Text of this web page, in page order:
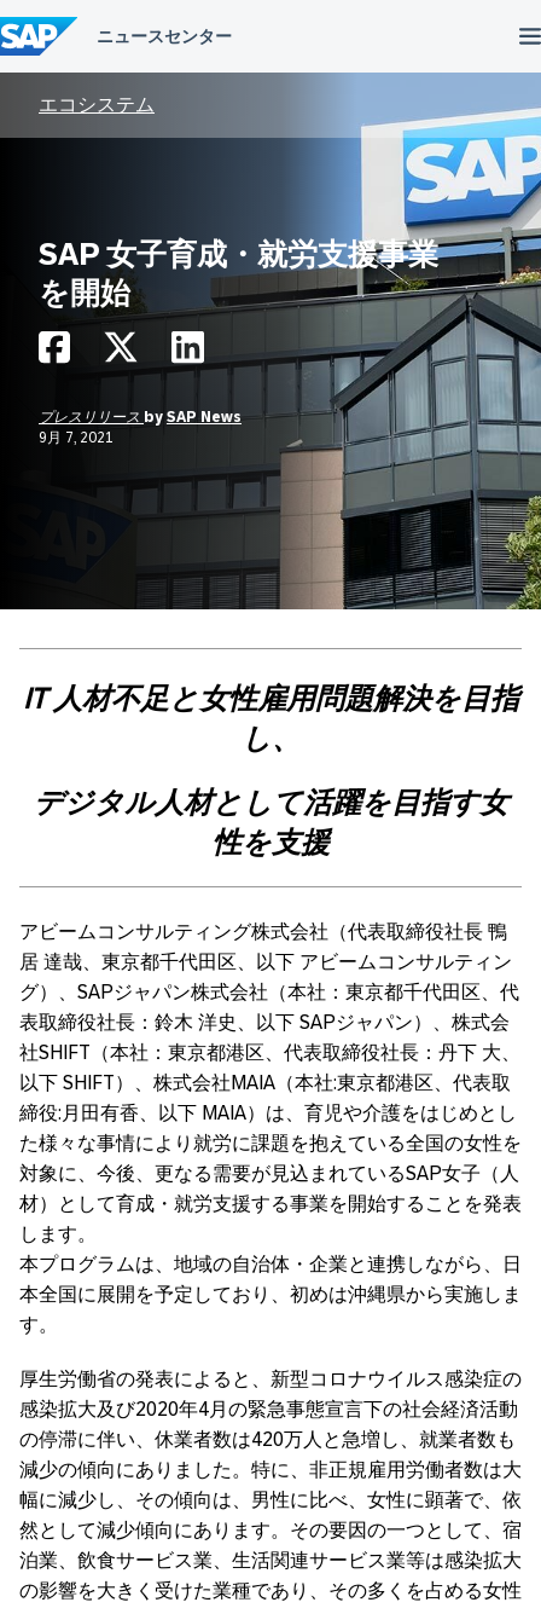
ン
テ
ン
エコシステム
SAP 女子育成・就労支援事業
を開始
プレスリリース by SAP News
9月 7, 2021
IT人材不足と女性雇用問題解決を目指
し、
デジタル人材として活躍を目指す女
性を支援
アビームコンサルティング株式会社（代表取締役社長 鴨
居 達哉、東京都千代田区、以下 アビームコンサルティン
グ）、SAPジャパン株式会社（本社：東京都千代田区、代
表取締役社長：鈴木 洋史、以下 SAPジャパン）、株式会
社SHIFT（本社：東京都港区、代表取締役社長：丹下 大、
以下 SHIFT）、株式会社MAIA（本社:東京都港区、代表取
締役:月田有香、以下 MAIA）は、育児や介護をはじめとし
た様々な事情により就労に課題を抱えている全国の女性を
対象に、今後、更なる需要が見込まれているSAP女子（人
材）として育成・就労支援する事業を開始することを発表
します。
本プログラムは、地域の自治体・企業と連携しながら、日
本全国に展開を予定しており、初めは沖縄県から実施しま
す。
厚生労働省の発表によると、新型コロナウイルス感染症の
感染拡大及び2020年4月の緊急事態宣言下の社会経済活動
の停滞に伴い、休業者数は420万人と急増し、就業者数も
減少の傾向にありました。特に、非正規雇用労働者数は大
幅に減少し、その傾向は、男性に比べ、女性に顕著で、依
然として減少傾向にあります。その要因の一つとして、宿
泊業、飲食サービス業、生活関連サービス業等は感染拡大
の影響を大きく受けた業種であり、その多くを占める女性